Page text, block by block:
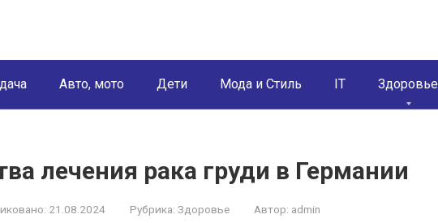
Авто, мото Дети Мода и Стиль IT Здоровье
лечения рака груди в Германии
21.08.2024 Рубрика: Здоровье Автор: admin